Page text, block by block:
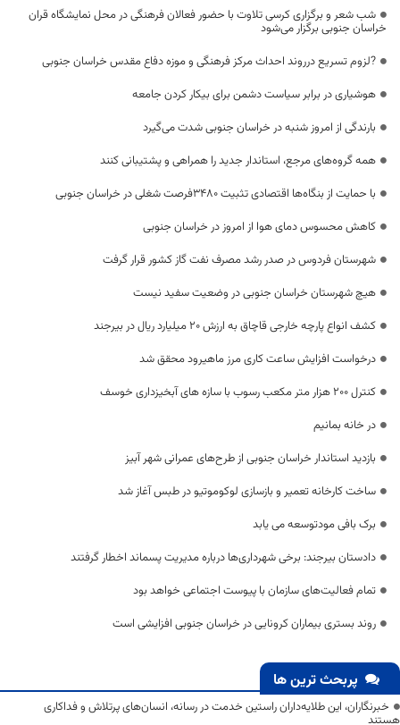
شب شعر و برگزاری کرسی تلاوت با حضور فعالان فرهنگی در محل نمایشگاه قران
خراسان جنوبی برگزار می‌شود
?لزوم تسریع درروند احداث مرکز فرهنگی و موزه دفاع مقدس خراسان جنوبی
هوشیاری در برابر سیاست دشمن برای بیکار کردن جامعه
بارندگی از امروز شنبه در خراسان جنوبی شدت می‌گیرد
همه گروه‌های مرجع، استاندار جدید را همراهی و پشتیبانی کنند
با حمایت از بنگاه‌ها اقتصادی تثبیت ۳۴۸۰فرصت شغلی در خراسان جنوبی
کاهش محسوس دمای هوا از امروز در خراسان جنوبی
شهرستان فردوس در صدر رشد مصرف نفت گاز کشور قرار گرفت
هیچ شهرستان خراسان جنوبی در وضعیت سفید نیست
کشف انواع پارچه خارجی قاچاق به ارزش ۲۰ میلیارد ریال در بیرجند
درخواست افزایش ساعت کاری مرز ماهیرود محقق شد
کنترل 200 هزار متر مکعب رسوب با سازه های آبخیزداری خوسف
در خانه بمانیم
بازدید استاندار خراسان جنوبی از طرح‌های عمرانی شهر آبیز
ساخت کارخانه تعمیر و بازسازی لوکوموتیو در طبس آغاز شد
برک بافی مودتوسعه می یابد
دادستان بیرجند: برخی شهرداری‌ها درباره مدیریت پسماند اخطار گرفتند
تمام فعالیت‌های سازمان با پیوست اجتماعی خواهد بود
روند بستری بیماران کرونایی در خراسان جنوبی افزایشی است
پربحث ترین ها
خبرنگاران، این طلایه‌داران راستین خدمت در رسانه، انسان‌های پرتلاش و فداکاری
هستند